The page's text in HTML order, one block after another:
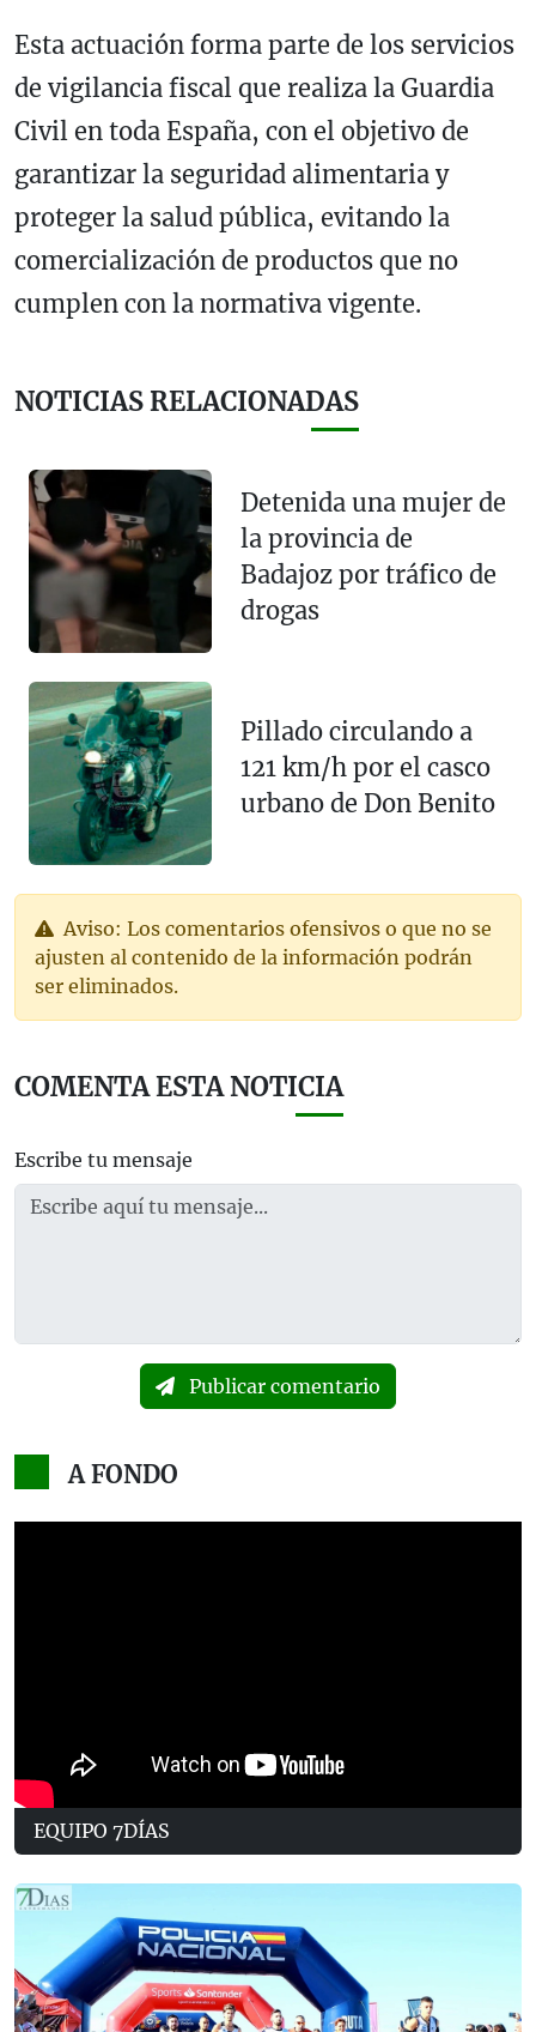
Esta actuación forma parte de los servicios
de vigilancia fiscal que realiza la Guardia
Civil en toda España, con el objetivo de
garantizar la seguridad alimentaria y
proteger la salud pública, evitando la
comercialización de productos que no
cumplen con la normativa vigente.
NOTICIAS RELACIONADAS
Detenida una mujer de
la provincia de
Badajoz por tráfico de
drogas
Pillado circulando a
121 km/h por el casco
urbano de Don Benito
Aviso: Los comentarios ofensivos o que no se
ajusten al contenido de la información podrán
ser eliminados.
COMENTA ESTA NOTICIA
Escribe tu mensaje
Publicar comentario
A FONDO
EQUIPO 7DÍAS